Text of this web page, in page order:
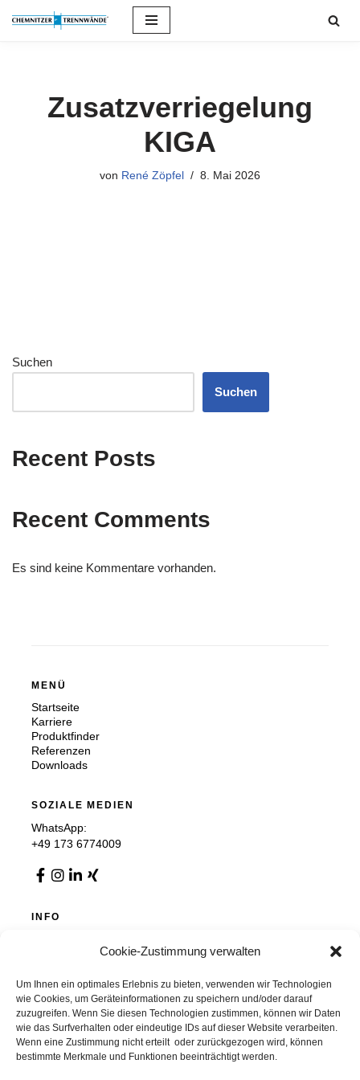
Cookie-Zustimmung verwalten
Um Ihnen ein optimales Erlebnis zu bieten, verwenden wir Technologien
wie Cookies, um Geräteinformationen zu speichern und/oder darauf
zuzugreifen. Wenn Sie diesen Technologien zustimmen, können wir Daten
wie das Surfverhalten oder eindeutige IDs auf dieser Website verarbeiten.
Wenn eine Zustimmung nicht erteilt oder zurückgezogen wird, können
bestimmte Merkmale und Funktionen beeinträchtigt werden.
Zusatzverriegelung
KIGA
von René Zöpfel 8. Mai 2026
Suchen
Suchen
Recent Posts
Recent Comments
Es sind keine Kommentare vorhanden.
MENÜ
Startseite
Karriere
Produktfinder
Referenzen
Downloads
SOZIALE MEDIEN
WhatsApp:
+49 173 6774009
INFO
Cookie-Richtlinie (EU)
Chemnitzer Trennwände GmbH & Co. KG
Auer Straße 36, 09366 Stollberg, Deutschland